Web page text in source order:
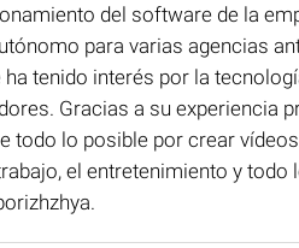
del software de la
para varias agencias
tenido interés por la
Gracias a su experiencia
todo lo posible por crear
el entretenimiento y todo